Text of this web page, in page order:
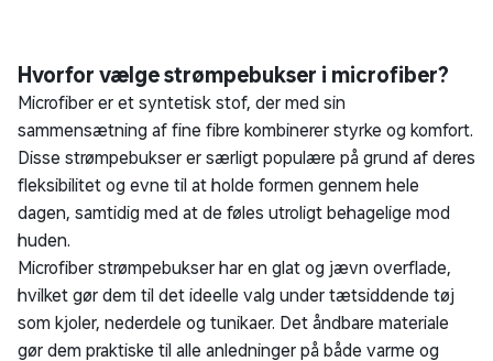
Hvorfor vælge strømpebukser i microfiber?
Microfiber er et syntetisk stof, der med sin
sammensætning af fine fibre kombinerer styrke og komfort.
Disse strømpebukser er særligt populære på grund af deres
fleksibilitet og evne til at holde formen gennem hele
dagen, samtidig med at de føles utroligt behagelige mod
huden.
Microfiber strømpebukser har en glat og jævn overflade,
hvilket gør dem til det ideelle valg under tætsiddende tøj
som kjoler, nederdele og tunikaer. Det åndbare materiale
gør dem praktiske til alle anledninger på både varme og